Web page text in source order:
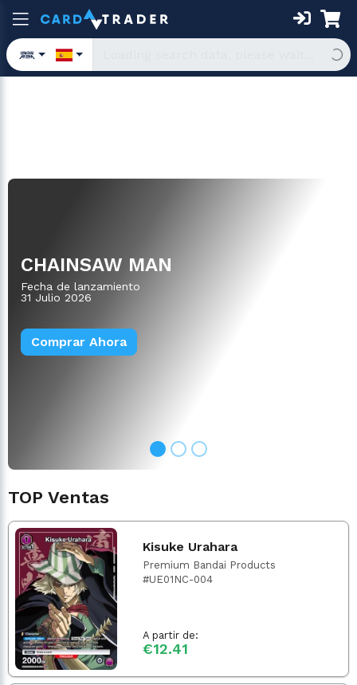
CHAINSAW MAN
Fecha de lanzamiento
31 Julio 2026
Comprar Ahora
TOP Ventas
Kisuke Urahara
Premium Bandai Products
#UE01NC-004
A partir de:
€12.41